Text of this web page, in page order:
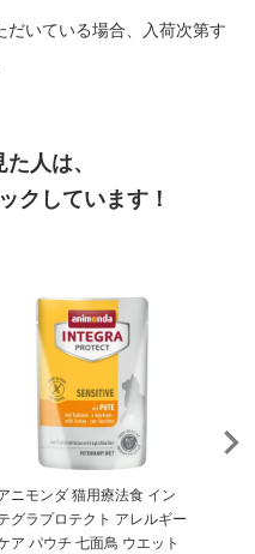
いている場合、入荷次第す
人は、
クしています！
ニモンダ 猫用療法食 イン
グラプロテクト アレルギー
ア パウチ 七面鳥 ウエット